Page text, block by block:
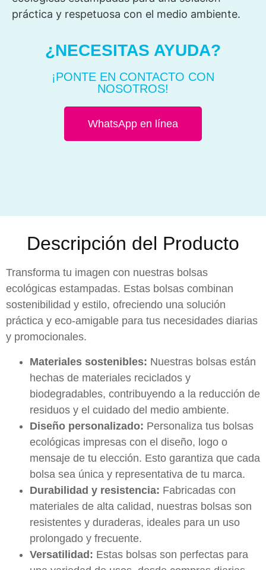
práctica y respetuosa con el medio ambiente.
¿NECESITAS AYUDA?
¡PONTE EN CONTACTO CON
NOSOTROS!
WhatsApp en línea
Descripción del Producto
Transforma tu imagen con nuestras bolsas
ecológicas estampadas. Estas bolsas combinan
sostenibilidad y estilo, ofreciendo una solución
práctica y eco-amigable para tus necesidades diarias
y promocionales.
Materiales sostenibles: Nuestras bolsas están
hechas de materiales reciclados y
biodegradables, contribuyendo a la reducción de
residuos y el cuidado del medio ambiente.
Diseño personalizado: Personaliza tus bolsas
ecológicas impresas con el diseño, logo o
mensaje de tu elección. Esto garantiza que cada
bolsa sea única y representativa de tu marca.
Durabilidad y resistencia: Fabricadas con
materiales de alta calidad, nuestras bolsas son
resistentes y duraderas, ideales para un uso
prolongado y frecuente.
Versatilidad: Estas bolsas son perfectas para